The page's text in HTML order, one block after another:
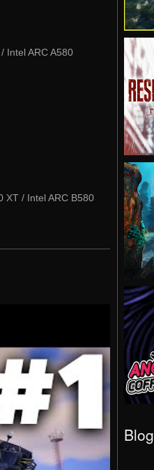
Intel ARC A580
XT / Intel ARC B580
Blog